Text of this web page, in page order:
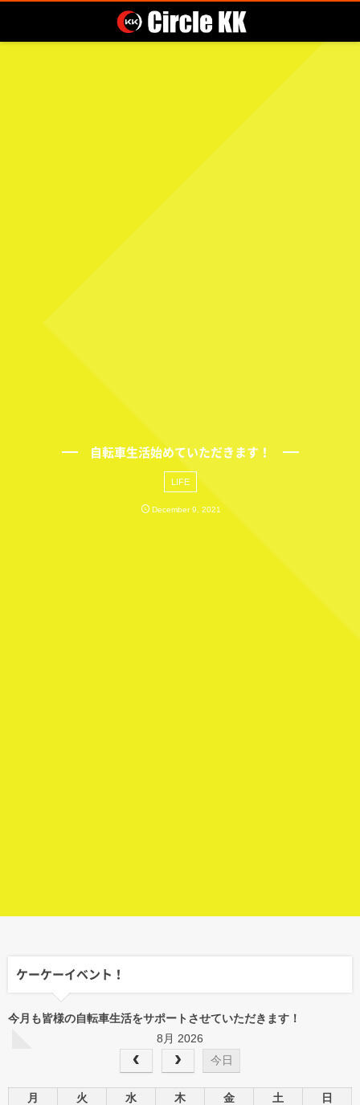
自転車生活始めていただきます！
LIFE
December 9 ,2021
ケーケーイベント！
今月も皆様の自転車生活をサポートさせていただきます！
8月 2026
今日
月 火 水 木 金 土
日